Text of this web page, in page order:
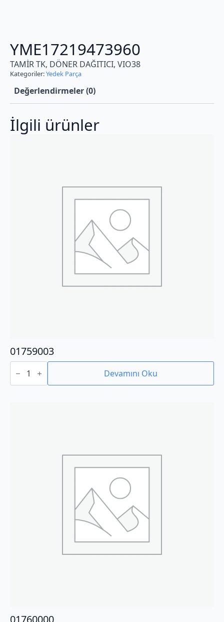
YME17219473960
TAMİR TK, DÖNER DAĞITICI, VIO38
Kategoriler:Yedek Parça
Değerlendirmeler (0)
İlgili ürünler
01759003
01759003
adet Devamını Oku
01760000